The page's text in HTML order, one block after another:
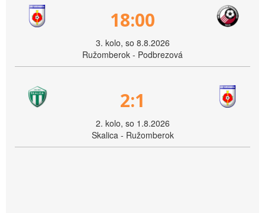
18:00
3. kolo, so 8.8.2026
Ružomberok - Podbrezová
2:1
2. kolo, so 1.8.2026
Skalica - Ružomberok